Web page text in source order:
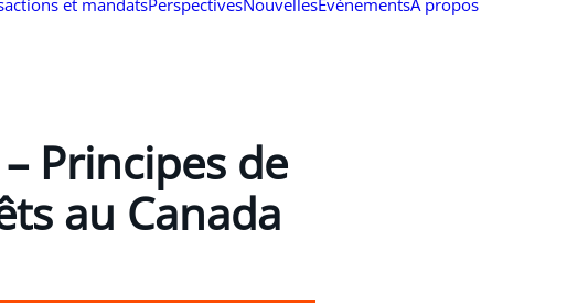
Principes de
au Canada